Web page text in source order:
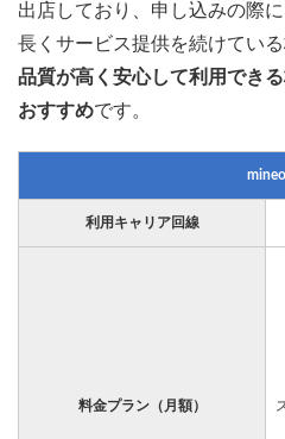
出店しており、申し込みの際に
長くサービス提供を続けている
品質が高く安心して利用でき
おすすめです。
mineo
利用キャリア回線
料金プラン（月額）